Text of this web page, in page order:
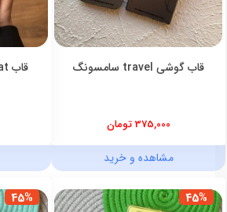
قاب گوشی travel سامسونگ
375,000 تومان
مشاهده و خرید
45%
45%